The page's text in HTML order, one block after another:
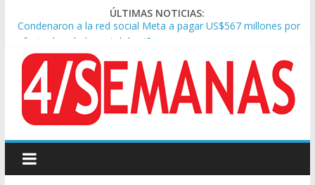
ÚLTIMAS NOTICIAS:
Condenaron a la red social Meta a pagar US$567 millones por
afectar la salud mental de niños
Represión frente al Congreso: tres detenidos durante la
protesta contra la Ley de Propiedad Privada
Sturzenegger defendió la Ley de Tierras y lamentó el retiro
del capítulo de extranjerización
Tras la aprobación de la ley de propiedad privada, Bullrich
apuntó: “Vino un poco endiablada”
Kicillof asistió a San Cayetano y criticó al Gobierno por la ley
de propiedad privada